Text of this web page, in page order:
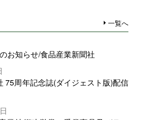
一覧へ
お知らせ/食品産業新聞社
75周年記念誌(ダイジェスト版)配信